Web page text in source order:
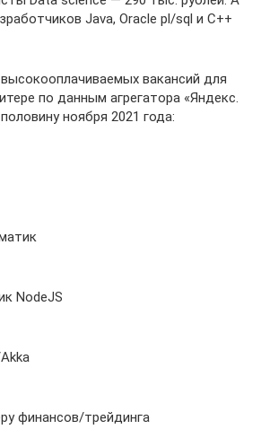
Java, Oracle pl/sql и C++
вакансий для
по данным агрегатора «Яндекс.
ноября 2021 года:
NodeJS
финансов/трейдинга